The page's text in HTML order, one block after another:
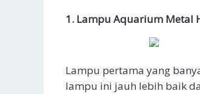
1. Lampu Aquarium Metal
Lampu pertama yang
lampu ini jauh lebih baik